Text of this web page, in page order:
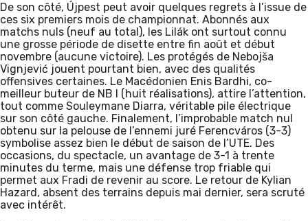
De son côté, Újpest peut avoir quelques regrets à l’issue de
ces six premiers mois de championnat. Abonnés aux
matchs nuls (neuf au total), les Lilák ont surtout connu
une grosse période de disette entre fin août et début
novembre (aucune victoire). Les protégés de Nebojša
Vignjević jouent pourtant bien, avec des qualités
offensives certaines. Le Macédonien Enis Bardhi, co-
meilleur buteur de NB I (huit réalisations), attire l’attention,
tout comme Souleymane Diarra, véritable pile électrique
sur son côté gauche. Finalement, l’improbable match nul
obtenu sur la pelouse de l’ennemi juré Ferencváros (3-3)
symbolise assez bien le début de saison de l’UTE. Des
occasions, du spectacle, un avantage de 3-1 à trente
minutes du terme, mais une défense trop friable qui
permet aux Fradi de revenir au score. Le retour de Kylian
Hazard, absent des terrains depuis mai dernier, sera scruté
avec intérêt.